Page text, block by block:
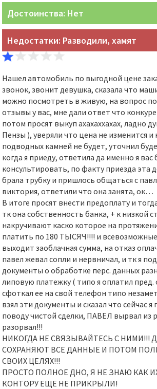
Достоинства: Нет
Недостатки: Разводили, хамят
Нашел автомобиль по выгодной цене
звонок, звонит девушка, сказала что
можно посмотреть в живую, на вопрос
отзывы у вас, мне дали ответ что
потом просят выкуп ахахаххахах, ладно
Пензы ), уверяли что цена не изменится и
подводных камней не будет, уточнил
когда я приеду, ответила да именно я вас
консультировать, по факту приезда эта
брала трубку и пришлось общаться с
виктория, ответили что она занята, ок…
В итоге просят внести предоплату и
тк она собственность банка, + к низкой
накручивают каско которое на
платить по 180 ТЫСЯЧ!!!! и
выходит заоблачная сумма, на отказ
павел жевал сопли и нервничал, и тк я
документы о обработке перс. данных
липовую платежку ( типо я оплатил пред.
сфоткал ее на свой телефон типо
взял эти документы и сказал что сейчас
поводу чистой сделки, ПАВЕЛ вырвал из
разорвал!!!
НИКОГДА НЕ СВЯЗЫВАЙТЕСЬ С НИМИ!!!
СОХРАНЯЮТ ВСЕ ДАННЫЕ И ПОТОМ
СВОИХ ЦЕЛЯХ!!!
ПРОСТО ПОЛНОЕ ДНО, Я НЕ ЗНАЮ КАК
КОНТОРУ ЕЩЕ НЕ ПРИКРЫЛИ!